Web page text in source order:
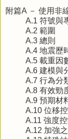
附篇A － 使用非
A.1 符號與
A.2 範圍
A.3 總則
A.4 地震歷
A.5 載重因
A.6 建模與
A.7 行為分
A.8 有效勁
A.9 預期材
A.10 位移
A.11 強度
A.12 加強